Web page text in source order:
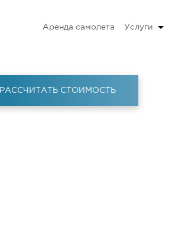
Аренда самолета Услуги
РАССЧИТАТЬ СТОИМОСТЬ